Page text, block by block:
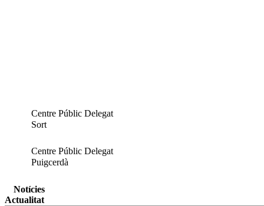
Centre Públic Delegat
Sort
Centre Públic Delegat
Puigcerdà
Notícies
Actualitat